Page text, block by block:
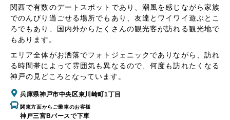
関西で有数のデートスポットであり、潮風を感じながら家族
でのんびり過ごせる場所でもあり、友達とワイワイ遊ぶとこ
ろでもあり、国内外からたくさんの観光客が訪れる観光地で
もあります。
エリア全体がお洒落でフォトジェニックでありながら、訪れ
る時間帯によって雰囲気も異なるので、何度も訪れたくなる
神戸の見どころとなっています。
兵庫県神戸市中央区東川崎町1丁目
関東方面からご乗車のお客様
神戸三宮Bバースで下車